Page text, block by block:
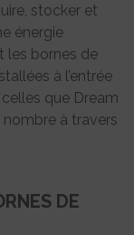
stocker et
énergie
les bornes de
à l’entrée
que Dream
à travers
DE